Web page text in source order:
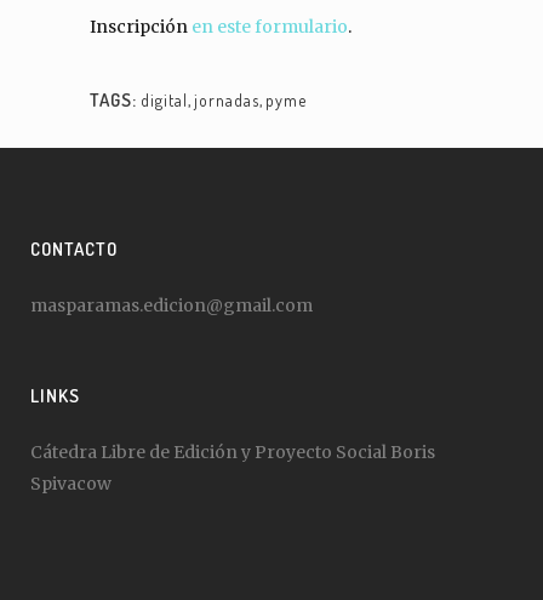
Inscripción en este formulario.
TAGS: digital,jornadas, pyme
CONTACTO
masparamas.edicion@gmail.com
LINKS
Cátedra Libre de Edición y Proyecto Social Boris
Spivacow